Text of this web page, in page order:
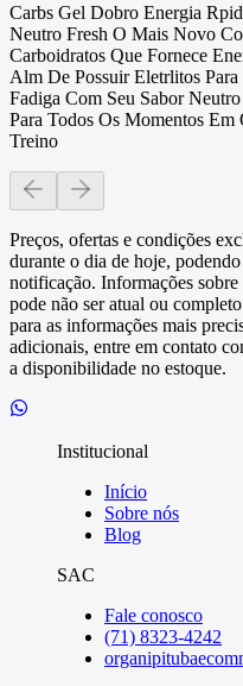
Carbs Gel Dobro Energia
Neutro Fresh O Mais Novo
Carboidratos Que Fornece
Alm De Possuir Eletrlitos
Fadiga Com Seu Sabor
Para Todos Os Momentos
Treino
Preços, ofertas e condições
durante o dia de hoje,
notificação. Informações
pode não ser atual ou
para as informações mais
adicionais, entre em contato
a disponibilidade no estoque.
Institucional
Início
Sobre nós
Blog
SAC
Fale conosco
(71) 8323-4242